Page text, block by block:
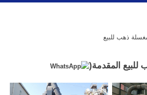
ذهب للبيع
للبيع المقدمة(